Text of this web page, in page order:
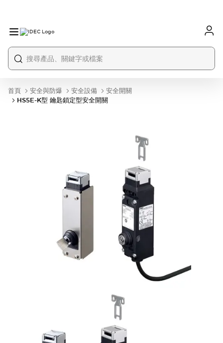
首頁 安全與防爆 安全設備
安全開關
HS5E-K型 鑰匙鎖定型安全開關